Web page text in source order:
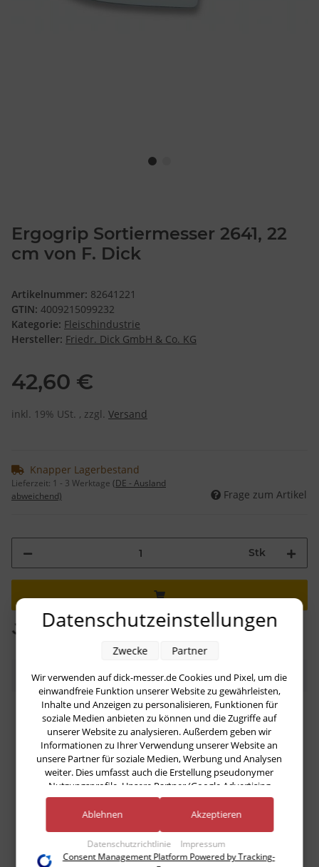
Ergogrip Sortiermesser 2641, 22
cm von F. Dick
Artikelnummer: 82641221
GTIN: 4009215099232
Kategorie: Fleischindustrie
Hersteller: Friedr. Dick GmbH & Co. KG
42,60 €
inkl. 19% USt. , zzgl. Versand
Knapper Lagerbestand
Lieferzeit: 1 - 3 Werktage (DE - Ausland
abweichend)
Frage zum Artikel
Stk
Loading... Komponenten werden geladen ...
Bewertungen
Geben Sie die erste Bewertung für diesen Artikel ab
und helfen Sie Anderen bei der Kaufentscheidung
Artikel bewerten
Es gibt noch keine Bewertungen.
Datenschutzeinstellungen
Wir verwenden auf dick-messer.de Cookies und Pixel, um die
einwandfreie Funktion unserer Website zu gewährleisten,
Inhalte und Anzeigen zu personalisieren, Funktionen für
soziale Medien anbieten zu können und die Zugriffe auf
unserer Website zu analysieren. Außerdem geben wir
Informationen zu Ihrer Verwendung unserer Website an
unsere Partner für soziale Medien, Werbung und Analysen
weiter. Dies umfasst auch die Erstellung pseudonymer
Nutzungsprofile. Unsere Partner (Google Advertising
Products) führen diese Informationen möglicherweise mit
weiteren Daten zusammen, die Sie ihnen bereitgestellt haben
im Rahmen Ihrer Nutzung der Dienste gesammelt haben
(bspw. Nutzungsdaten anderer Geräte). Ihre Einwilligung zur
Datenschutzrichtlinie Impressum
Zwecke Partner
Ablehnen Akzeptieren
Consent Management Platform Powered by Tracking-